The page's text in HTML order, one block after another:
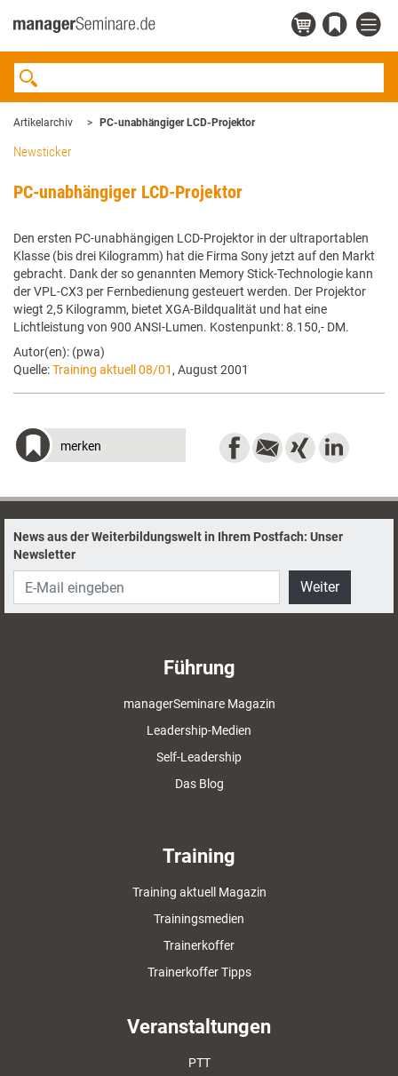
Artikelarchiv PC-unabhängiger LCD-Projektor
Newsticker
PC-unabhängiger LCD-Projektor
Den ersten PC-unabhängigen LCD-Projektor in der ultraportablen
Klasse (bis drei Kilogramm) hat die Firma Sony jetzt auf den Markt
gebracht. Dank der so genannten Memory Stick-Technologie kann
der VPL-CX3 per Fernbedienung gesteuert werden. Der Projektor
wiegt 2,5 Kilogramm, bietet XGA-Bildqualität und hat eine
Lichtleistung von 900 ANSI-Lumen. Kostenpunkt: 8.150,- DM.
Autor(en): (pwa)
Quelle:Training aktuell 08/01 , August 2001
merken
News aus der Weiterbildungswelt in Ihrem Postfach: Unser
Newsletter
Weiter
Führung
managerSeminare Magazin
Leadership-Medien
Self-Leadership
Das Blog
Training
Training aktuell Magazin
Trainingsmedien
Trainerkoffer
Trainerkoffer Tipps
Veranstaltungen
PTT